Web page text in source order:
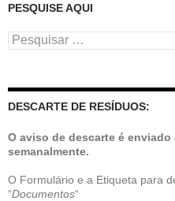
PESQUISE AQUI
Pesquisar
por:
DESCARTE DE RESÍDUOS:
O aviso de descarte é
semanalmente.
O Formulário e a Etiqueta para
“Documentos“